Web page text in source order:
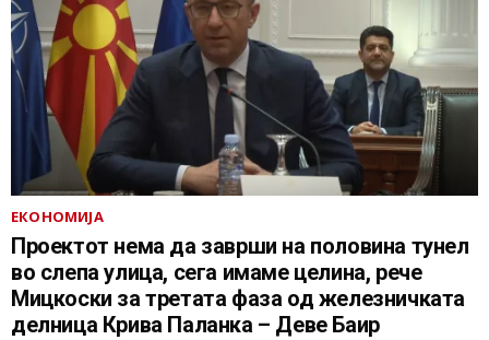
ЕКОНОМИЈА
Проектот нема да заврши на половина тунел
во слепа улица, сега имаме целина, рече
Мицкоски за третата фаза од железничката
делница Крива Паланка – Деве Баир